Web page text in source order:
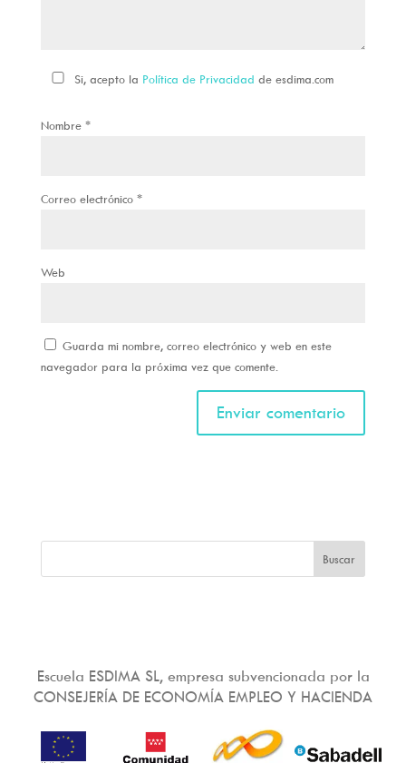
Si, acepto la Política de Privacidad de esdima.com
Nombre *
Correo electrónico *
Web
Guarda mi nombre, correo electrónico y web en este
navegador para la próxima vez que comente.
Escuela ESDIMA SL, empresa subvencionada por la
CONSEJERÍA DE ECONOMÍA EMPLEO Y HACIENDA